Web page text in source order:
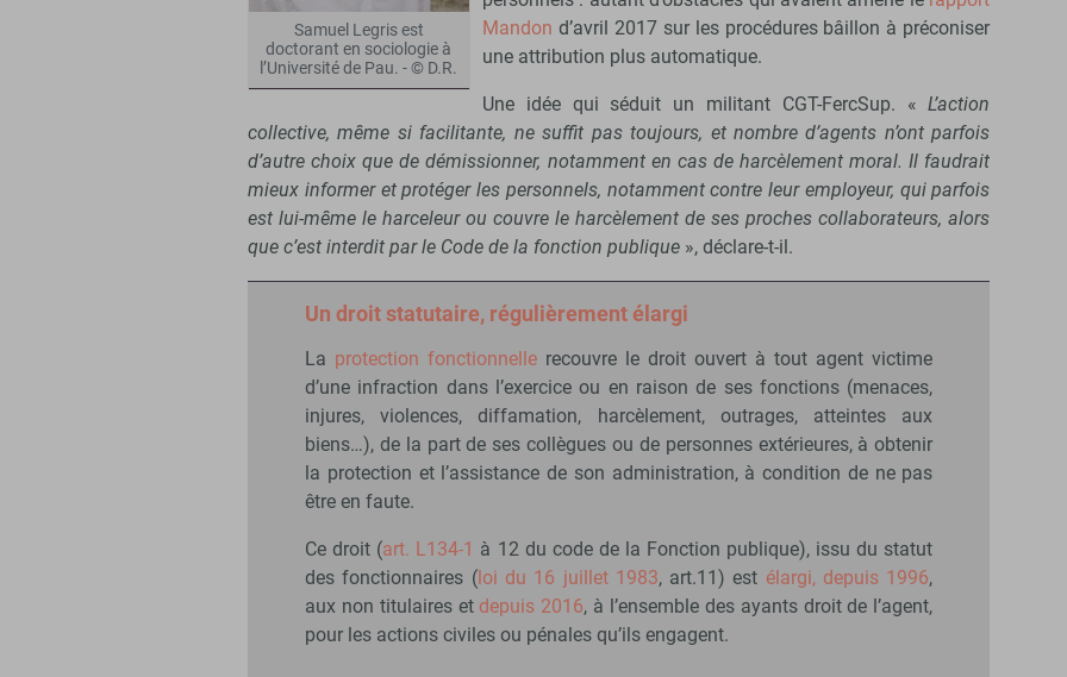
Samuel Legris est
doctorant en sociologie à
l’Université de Pau. - © D.R.
Mandon d’avril 2017 sur les procédures bâillon à préconiser
une attribution plus automatique.
Une idée qui séduit un militant CGT-FercSup. «L’action
collective, même si facilitante, ne suffit pas toujours, et nombre d’agents n’ont parfois
d’autre choix que de démissionner, notamment en cas de harcèlement moral. Il faudrait
mieux informer et protéger les personnels, notamment contre leur employeur, qui parfois
est lui-même le harceleur ou couvre le harcèlement de ses proches collaborateurs, alors
que c’est interdit par le Code de la fonction publique », déclare-t-il.
Un droit statutaire, régulièrement élargi
La protection fonctionnelle recouvre le droit ouvert à tout agent victime
d’une infraction dans l’exercice ou en raison de ses fonctions (menaces,
injures, violences, diffamation, harcèlement, outrages, atteintes aux
biens…), de la part de ses collègues ou de personnes extérieures, à obtenir
la protection et l’assistance de son administration, à condition de ne pas
être en faute.
Ce droit (art. L134-1 à 12 du code de la Fonction publique), issu du statut
des fonctionnaires (loi du 16 juillet 1983, art.11) est élargi, depuis 1996,
aux non titulaires et depuis 2016, à l’ensemble des ayants droit de l’agent,
pour les actions civiles ou pénales qu’ils engagent.